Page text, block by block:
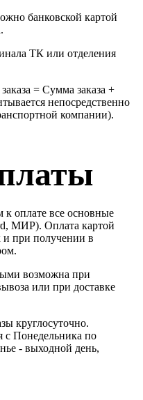
банковской картой
ТК или отделения
= Сумма заказа +
непосредственно
компании).
оплате все основные
МИР). Оплата картой
и при получении в
возможна при
или при доставке
круглосуточно.
с Понедельника по
- выходной день,